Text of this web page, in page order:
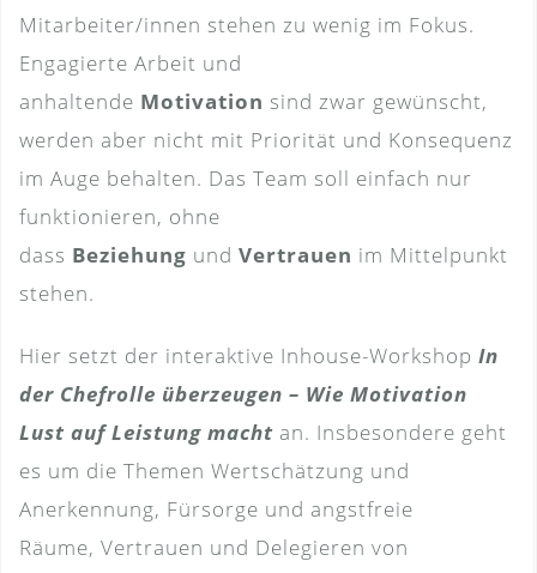
Mitarbeiter/innen stehen zu wenig im Fokus.
Engagierte Arbeit und
anhaltende Motivation sind zwar gewünscht,
werden aber nicht mit Priorität und Konsequenz
im Auge behalten. Das Team soll einfach nur
funktionieren, ohne
dass Beziehung und Vertrauen im Mittelpunkt
stehen.
Hier setzt der interaktive Inhouse-Workshop In
der Chefrolle überzeugen – Wie Motivation
Lust auf Leistung macht an. Insbesondere geht
es um die Themen Wertschätzung und
Anerkennung, Fürsorge und angstfreie
Räume, Vertrauen und Delegieren von